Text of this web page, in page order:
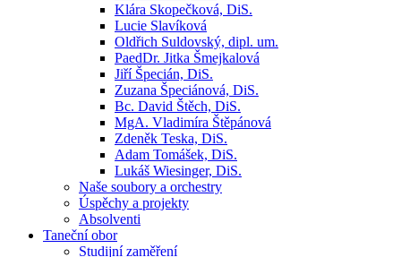
Klára Skopečková, DiS.
Lucie Slavíková
Oldřich Suldovský, dipl. um.
PaedDr. Jitka Šmejkalová
Jiří Špecián, DiS.
Zuzana Špeciánová, DiS.
Bc. David Štěch, DiS.
MgA. Vladimíra Štěpánová
Zdeněk Teska, DiS.
Adam Tomášek, DiS.
Lukáš Wiesinger, DiS.
Naše soubory a orchestry
Úspěchy a projekty
Absolventi
Taneční obor
Studijní zaměření